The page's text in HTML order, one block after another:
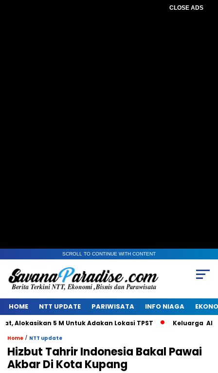
CLOSE ADS
SCROLL TO CONTINUE WITH CONTENT
HOME NTT UPDATE PARIWISATA INFO NIAGA
5 M Untuk Adakan Lokasi TPST Keluarga Alm
Home / NTT update
Hizbut Tahrir Indonesia Bakal Pawai
Akbar Di Kota Kupang